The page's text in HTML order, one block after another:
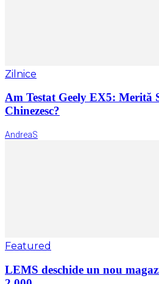
Zilnice
Am Testat Geely EX5: Merită
Chinezesc?
AndreaS
Featured
LEMS deschide un nou